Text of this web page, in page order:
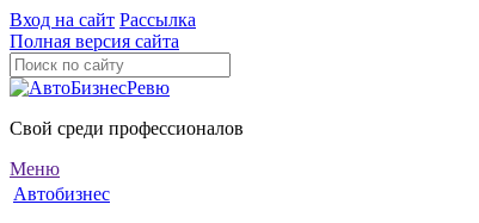
Вход на сайт Рассылка
Полная версия сайта
Свой среди профессионалов
Меню
Автобизнес